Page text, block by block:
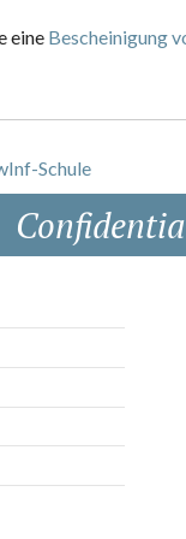
eine Bescheinigung